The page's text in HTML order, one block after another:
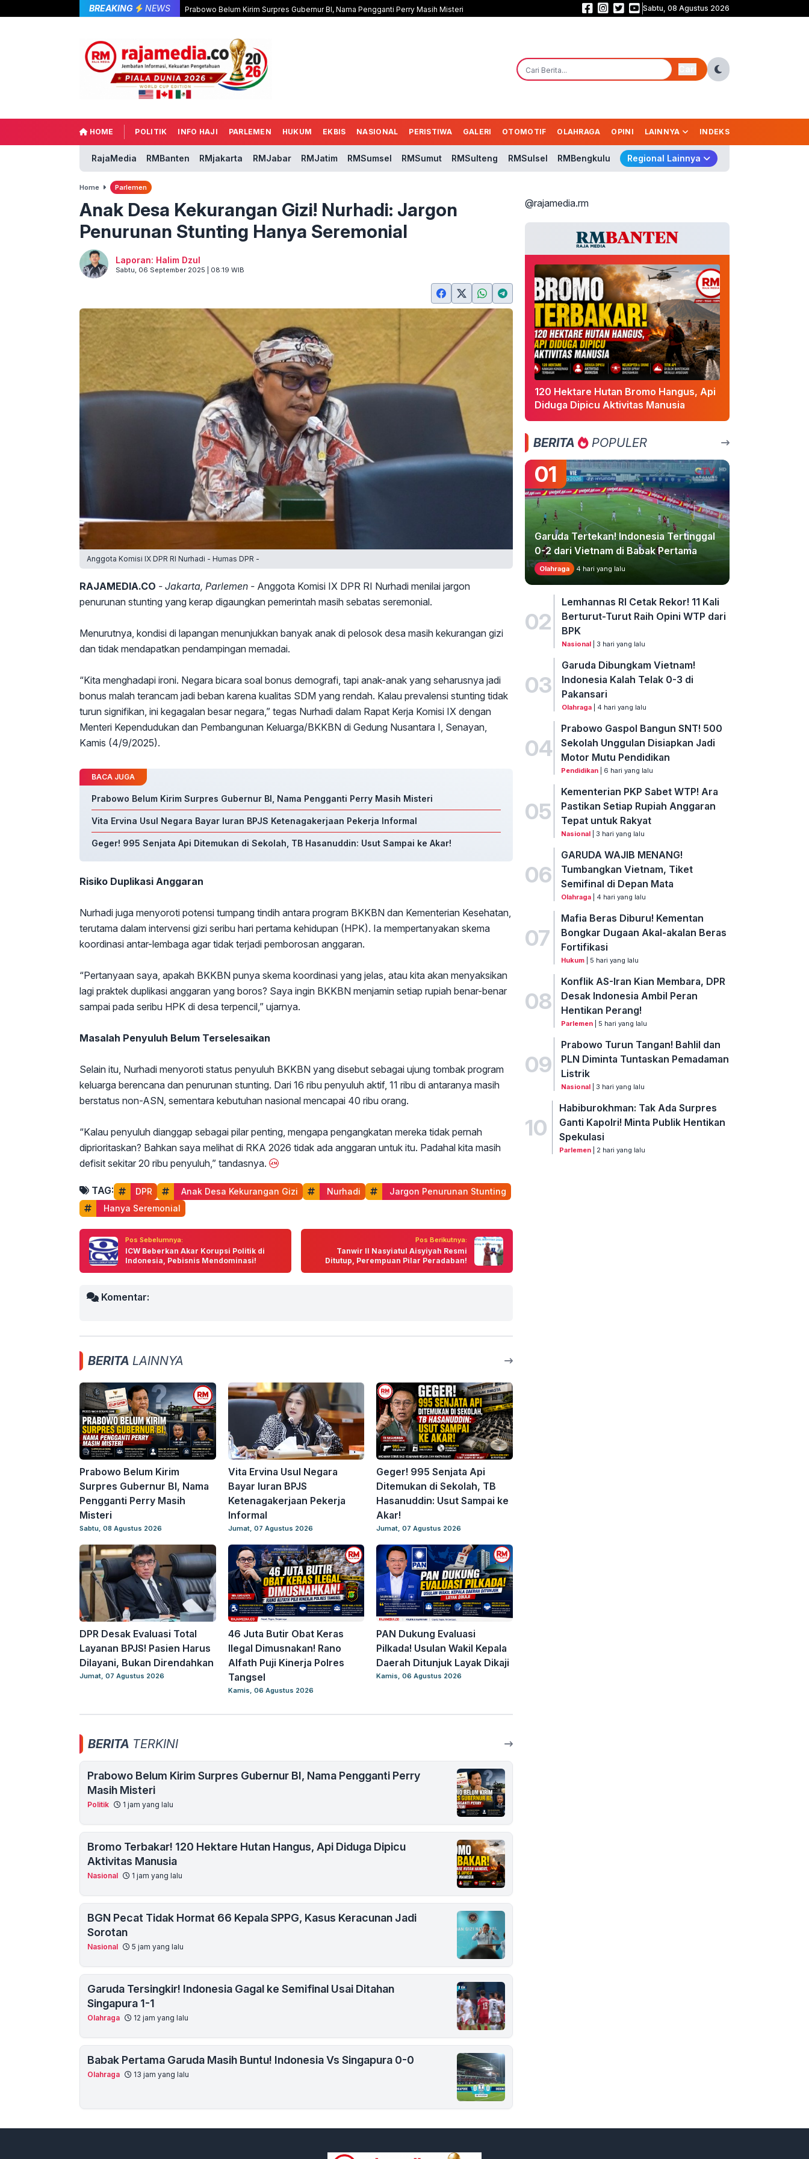
BREAKING NEWS Prabowo Belum Kirim Surpres Gubernur BI, Nama Pengganti Perry Masih Misteri Bromo Terbakar! 120 Hektare Hutan Hangus, Api Diduga Dipicu Aktivitas
Sabtu, 08 Agustus 2026
HOME POLITIK INFO HAJI PARLEMEN HUKUM EKBIS NASIONAL PERISTIWA GALERI OTOMOTIF OLAHRAGA OPINI LAINNYA INDEKS
RajaMedia RMBanten RMjakarta RMJabar RMJatim RMSumsel RMSumut RMSulteng RMSulsel RMBengkulu Regional Lainnya
Home Parlemen
Anak Desa Kekurangan Gizi! Nurhadi: Jargon
Penurunan Stunting Hanya Seremonial
Laporan: Halim Dzul
Sabtu, 06 September 2025 | 08:19 WIB
Anggota Komisi IX DPR RI Nurhadi - Humas DPR -
RAJAMEDIA.CO - Jakarta, Parlemen - Anggota Komisi IX DPR RI Nurhadi menilai jargon
penurunan stunting yang kerap digaungkan pemerintah masih sebatas seremonial.
Menurutnya, kondisi di lapangan menunjukkan banyak anak di pelosok desa masih kekurangan gizi
dan tidak mendapatkan pendampingan memadai.
“Kita menghadapi ironi. Negara bicara soal bonus demografi, tapi anak-anak yang seharusnya jadi
bonus malah terancam jadi beban karena kualitas SDM yang rendah. Kalau prevalensi stunting tidak
turun signifikan, ini kegagalan besar negara,” tegas Nurhadi dalam Rapat Kerja Komisi IX dengan
Menteri Kependudukan dan Pembangunan Keluarga/BKKBN di Gedung Nusantara I, Senayan,
Kamis (4/9/2025).
BACA JUGA
Prabowo Belum Kirim Surpres Gubernur BI, Nama Pengganti Perry Masih Misteri
Vita Ervina Usul Negara Bayar Iuran BPJS Ketenagakerjaan Pekerja Informal
Geger! 995 Senjata Api Ditemukan di Sekolah, TB Hasanuddin: Usut Sampai ke Akar!
Risiko Duplikasi Anggaran
Nurhadi juga menyoroti potensi tumpang tindih antara program BKKBN dan Kementerian Kesehatan,
terutama dalam intervensi gizi seribu hari pertama kehidupan (HPK). Ia mempertanyakan skema
koordinasi antar-lembaga agar tidak terjadi pemborosan anggaran.
“Pertanyaan saya, apakah BKKBN punya skema koordinasi yang jelas, atau kita akan menyaksikan
lagi praktek duplikasi anggaran yang boros? Saya ingin BKKBN menjamin setiap rupiah benar-benar
sampai pada seribu HPK di desa terpencil,” ujarnya.
Masalah Penyuluh Belum Terselesaikan
Selain itu, Nurhadi menyoroti status penyuluh BKKBN yang disebut sebagai ujung tombak program
keluarga berencana dan penurunan stunting. Dari 16 ribu penyuluh aktif, 11 ribu di antaranya masih
berstatus non-ASN, sementara kebutuhan nasional mencapai 40 ribu orang.
“Kalau penyuluh dianggap sebagai pilar penting, mengapa pengangkatan mereka tidak pernah
diprioritaskan? Bahkan saya melihat di RKA 2026 tidak ada anggaran untuk itu. Padahal kita masih
defisit sekitar 20 ribu penyuluh,” tandasnya.
TAG: DPR Anak Desa Kekurangan Gizi Nurhadi
Jargon Penurunan Stunting
Hanya Seremonial
Pos Sebelumnya:
ICW Beberkan Akar Korupsi Politik di
Indonesia, Pebisnis Mendominasi!
Pos Berikutnya:
Tanwir II Nasyiatul Aisyiyah Resmi
Ditutup, Perempuan Pilar Peradaban!
Komentar:
BERITA LAINNYA
Prabowo Belum Kirim
Surpres Gubernur BI, Nama
Pengganti Perry Masih
Misteri
Sabtu, 08 Agustus 2026
Vita Ervina Usul Negara
Bayar Iuran BPJS
Ketenagakerjaan Pekerja
Informal
Jumat, 07 Agustus 2026
Geger! 995 Senjata Api
Ditemukan di Sekolah, TB
Hasanuddin: Usut Sampai ke
Akar!
Jumat, 07 Agustus 2026
DPR Desak Evaluasi Total
Layanan BPJS! Pasien Harus
Dilayani, Bukan Direndahkan
Jumat, 07 Agustus 2026
46 Juta Butir Obat Keras
Ilegal Dimusnakan! Rano
Alfath Puji Kinerja Polres
Tangsel
Kamis, 06 Agustus 2026
PAN Dukung Evaluasi
Pilkada! Usulan Wakil Kepala
Daerah Ditunjuk Layak Dikaji
Kamis, 06 Agustus 2026
BERITA TERKINI
Prabowo Belum Kirim Surpres Gubernur BI, Nama Pengganti Perry
Masih Misteri
Politik 1 jam yang lalu
Bromo Terbakar! 120 Hektare Hutan Hangus, Api Diduga Dipicu
Aktivitas Manusia
Nasional 1 jam yang lalu
BGN Pecat Tidak Hormat 66 Kepala SPPG, Kasus Keracunan Jadi
Sorotan
Nasional 5 jam yang lalu
Garuda Tersingkir! Indonesia Gagal ke Semifinal Usai Ditahan
Singapura 1-1
Olahraga 12 jam yang lalu
Babak Pertama Garuda Masih Buntu! Indonesia Vs Singapura 0-0
Olahraga 13 jam yang lalu
@rajamedia.rm
120 Hektare Hutan Bromo Hangus, Api
Diduga Dipicu Aktivitas Manusia
BERITA POPULER
01
Garuda Tertekan! Indonesia Tertinggal
0-2 dari Vietnam di Babak Pertama
Olahraga 4 hari yang lalu
02
Lemhannas RI Cetak Rekor! 11 Kali
Berturut-Turut Raih Opini WTP dari
BPK
Nasional| 3 hari yang lalu
03
Garuda Dibungkam Vietnam!
Indonesia Kalah Telak 0-3 di
Pakansari
Olahraga| 4 hari yang lalu
04
Prabowo Gaspol Bangun SNT! 500
Sekolah Unggulan Disiapkan Jadi
Motor Mutu Pendidikan
Pendidikan | 6 hari yang lalu
05
Kementerian PKP Sabet WTP! Ara
Pastikan Setiap Rupiah Anggaran
Tepat untuk Rakyat
Nasional | 3 hari yang lalu
06
GARUDA WAJIB MENANG!
Tumbangkan Vietnam, Tiket
Semifinal di Depan Mata
Olahraga | 4 hari yang lalu
07
Mafia Beras Diburu! Kementan
Bongkar Dugaan Akal-akalan Beras
Fortifikasi
Hukum | 5 hari yang lalu
08
Konflik AS-Iran Kian Membara, DPR
Desak Indonesia Ambil Peran
Hentikan Perang!
Parlemen | 5 hari yang lalu
09
Prabowo Turun Tangan! Bahlil dan
PLN Diminta Tuntaskan Pemadaman
Listrik
Nasional | 3 hari yang lalu
10
Habiburokhman: Tak Ada Surpres
Ganti Kapolri! Minta Publik Hentikan
Spekulasi
Parlemen | 2 hari yang lalu